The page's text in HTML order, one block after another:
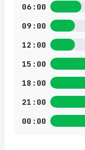
06:00
09:00
12:00
15:00
18:00
21:00
00:00